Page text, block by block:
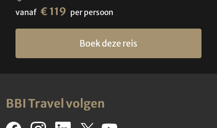
vanaf € 119 per persoon
Boek deze reis
BBI Travel volgen